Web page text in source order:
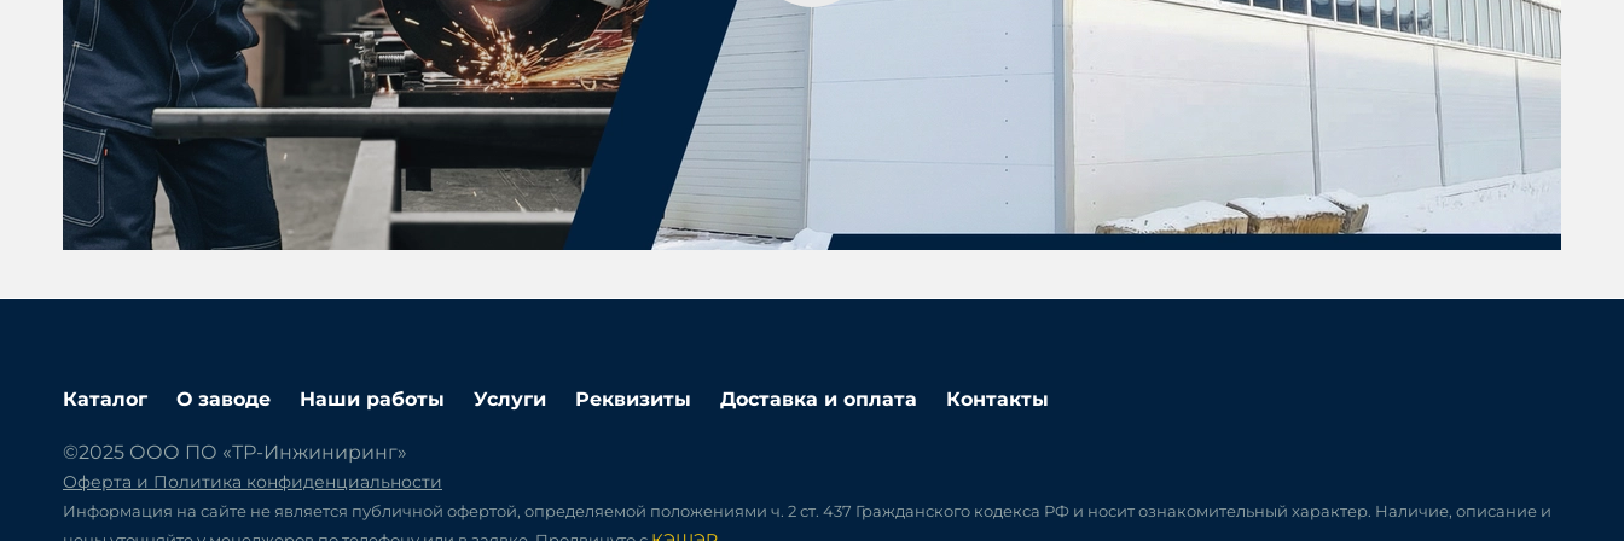
Каталог О заводе Наши работы Услуги Реквизиты Доставка и оплата Контакты
©2025 ООО ПО «ТР-Инжиниринг»
Оферта и Политика конфиденциальности
Информация на сайте не является публичной офертой, определяемой положениями ч. 2 ст. 437 Гражданского кодекса РФ и носит ознакомительный характер. Наличие, описание и